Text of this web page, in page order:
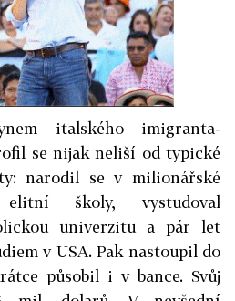
italského imigranta-
se nijak neliší od typické
narodil se v milionářské
školy, vystudoval
univerzitu a pár let
v USA. Pak nastoupil do
působil i v bance. Svůj